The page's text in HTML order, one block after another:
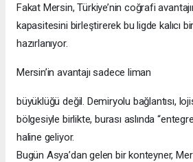
Fakat Mersin, Türkiye’nin coğrafi
kapasitesini birleştirerek bu ligde kalıcı
hazırlanıyor.
Mersin’in avantajı sadece liman
büyüklüğü değil. Demiryolu bağlantısı,
bölgesiyle birlikte, burası aslında
haline geliyor.
Bugün Asya’dan gelen bir konteyner,